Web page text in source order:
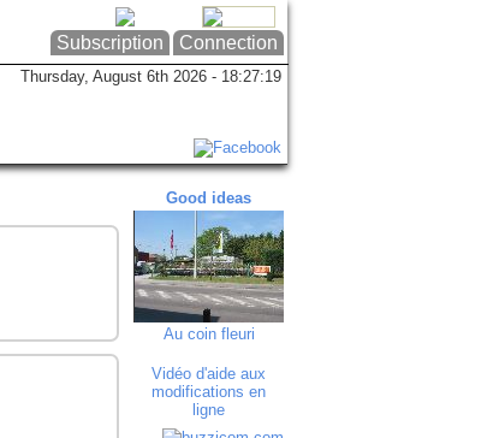
Subscription Connection
Thursday, August 6th 2026 - 18:27:19
Good ideas
Au coin fleuri
Vidéo d'aide aux
modifications en
ligne